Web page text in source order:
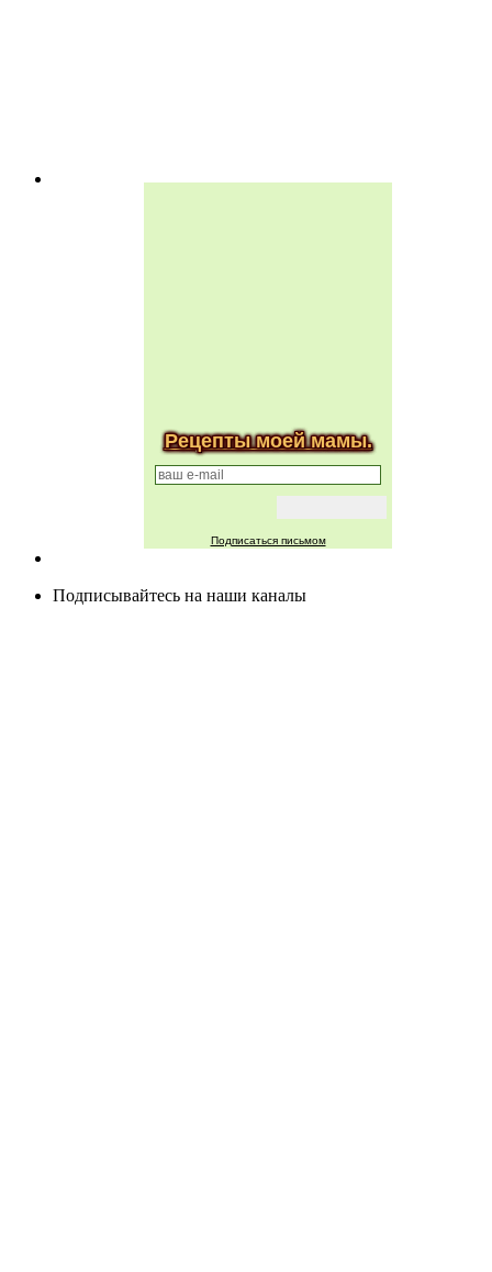
Рецепты моей мамы.
Подписаться письмом
Подписывайтесь на наши каналы